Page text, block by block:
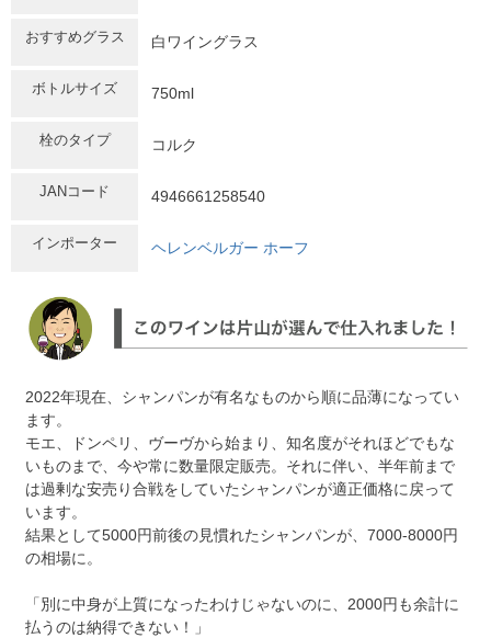
おすすめグラス 白ワイングラス
ボトルサイズ 750ml
栓のタイプ コルク
JANコード 4946661258540
インポーター ヘレンベルガー ホーフ
2022年現在、シャンパンが有名なものから順に品薄になってい
ます。
モエ、ドンペリ、ヴーヴから始まり、知名度がそれほどでもな
いものまで、今や常に数量限定販売。それに伴い、半年前まで
は過剰な安売り合戦をしていたシャンパンが適正価格に戻って
います。
結果として5000円前後の見慣れたシャンパンが、7000-8000円
の相場に。
「別に中身が上質になったわけじゃないのに、2000円も余計に
払うのは納得できない！」